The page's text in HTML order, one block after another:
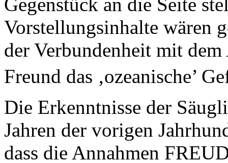
Gegenstück an die Seite
Vorstellungsinhalte wären
der Verbundenheit mit
Freund das ‚ozeanische’
Die Erkenntnisse der
Jahren der vorigen
dass die Annahmen